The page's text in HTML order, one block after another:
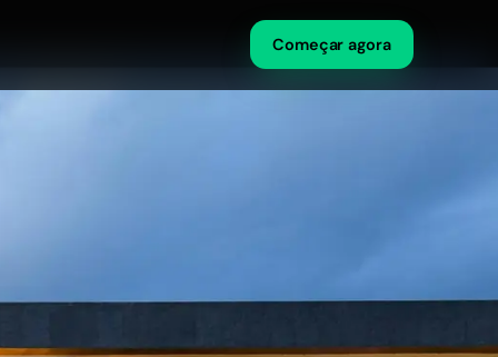
Começar agora